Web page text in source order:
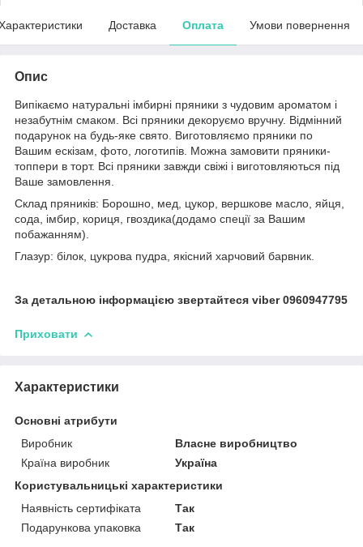
Доставка Оплата Умови повернення
Опис
Випікаємо натуральні імбирні пряники з чудовим ароматом і
незабутнім смаком. Всі пряники декоруємо вручну. Відмінний
подарунок на будь-яке свято. Виготовляємо пряники по
Вашим ескізам, фото, логотипів. Можна замовити пряники-
топпери в торт. Всі пряники завжди свіжі і виготовляються під
Ваше замовлення.
Склад пряників: Борошно, мед, цукор, вершкове масло, яйця,
сода, імбир, кориця, гвоздика(додамо спеції за Вашим
побажанням).
Глазур: білок, цукрова пудра, якісний харчовий барвник.
За детальною інформацією звертайтеся viber 0960947795
Приховати
Характеристики
Основні атрибути
Виробник
Власне виробництво
Країна виробник
Україна
Користувальницькі характеристики
Наявність сертифіката
Так
Подарункова упаковка
Так